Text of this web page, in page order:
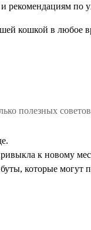
по
кошкой в любое
полезных
к новому
которые могут